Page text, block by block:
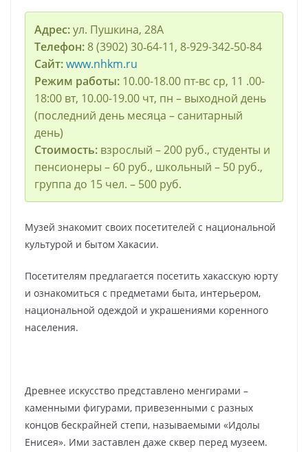
Адрес:ул. Пушкина, 28А
Телефон:8 (3902) 30‑64-11, 8-929-342‑50-84
Сайт:www.nhkm.ru
Режим работы:10.00-18.00 пт-вс ср, 11 .00-
18:00 вт, 10.00-19.00 чт, пн – выходной день
(последний день месяца – санитарный
день)
Стоимость:взрослый – 200 руб., студенты и
пенсионeры – 60 руб., школьный – 50 руб.,
группа до 15 чел. – 500 руб.
Музей знакомит своих посетителей с национальной
культурой и бытом Хакасии.
Посетителям предлагается посетить хакасскую юрту
и ознакомиться с предметами быта, интерьером,
национальной одеждой и украшениями коренного
населения.
Древнее искусство представлено менгирами –
каменными фигурами, привезенными с разных
концов бескрайней степи, называемыми «Идолы
Енисея». Ими заставлен даже сквер перед музеем.